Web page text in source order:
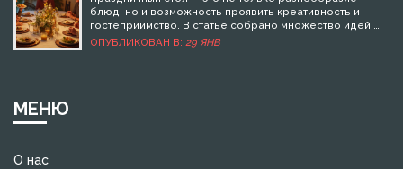
блюд, но и возможность проявить креативность и
гостеприимство. В статье собрано множество идей,
как сделать ваш стол привлекательным и
ОПУБЛИКОВАН В: 29 ЯНВ
МЕНЮ
О нас